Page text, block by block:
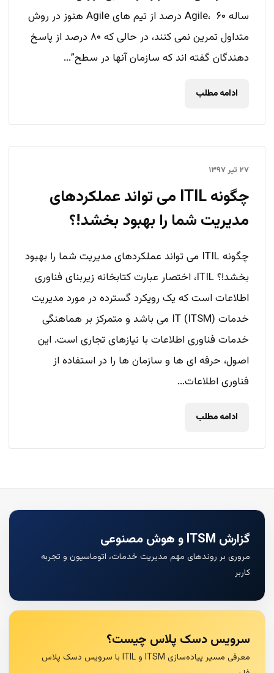
ساله Agile، ۶۰ درصد از تیم های Agile هنوز در روش
متداول تمرین نمی کنند، در حالی که ۸۰ درصد از پاسخ
دهندگان گفته اند که سازمان آنها در سطح”...
ادامه مطلب
۲۷ تیر ۱۳۹۷
چگونه ITIL می تواند عملکردهای
مدیریت شما را بهبود بخشد!؟
چگونه ITIL می تواند عملکردهای مدیریت شما را بهبود
بخشد!؟ ITIL، اختصار عبارت کتابخانه زیربنای فناوری
اطلاعات است که یک رویکرد گسترده در مورد مدیریت
خدمات IT (ITSM) می باشد و متمرکز بر هماهنگی
خدمات فناوری اطلاعات با نیازهای تجاری است. این
اصول، حرفه ای ها و سازمان ها را در استفاده از
فناوری اطلاعات...
ادامه مطلب
گزارش ITSM و هوش مصنوعی
مروری بر روندهای مهم مدیریت خدمات، اتوماسیون و تجربه
کاربر
سرویس دسک پلاس چیست؟
معرفی مسیر پیاده‌سازی ITSM و ITIL با سرویس دسک پلاس